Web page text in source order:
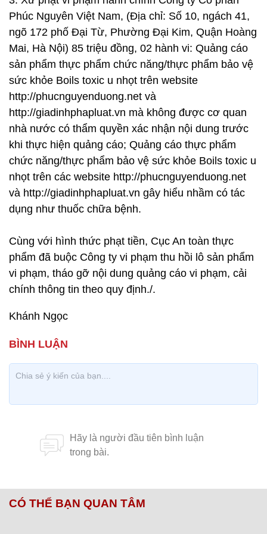
Phúc Nguyên Việt Nam, (Địa chỉ: Số 10, ngách 41,
ngõ 172 phố Đại Từ, Phường Đại Kim, Quận Hoàng
Mai, Hà Nội) 85 triệu đồng, 02 hành vi: Quảng cáo
sản phẩm thực phẩm chức năng/thực phẩm bảo vệ
sức khỏe Boils toxic u nhọt trên website
http://phucnguyenduong.net và
http://giadinhphapluat.vn mà không được cơ quan
nhà nước có thẩm quyền xác nhận nội dung trước
khi thực hiện quảng cáo; Quảng cáo thực phẩm
chức năng/thực phẩm bảo vệ sức khỏe Boils toxic u
nhọt trên các website http://phucnguyenduong.net
và http://giadinhphapluat.vn gây hiểu nhầm có tác
dụng như thuốc chữa bệnh.
Cùng với hình thức phạt tiền, Cục An toàn thực
phẩm đã buộc Công ty vi phạm thu hồi lô sản phẩm
vi phạm, tháo gỡ nội dung quảng cáo vi phạm, cải
chính thông tin theo quy định./.
Khánh Ngọc
CÓ THỂ BẠN QUAN TÂM